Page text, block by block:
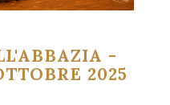
-
2025